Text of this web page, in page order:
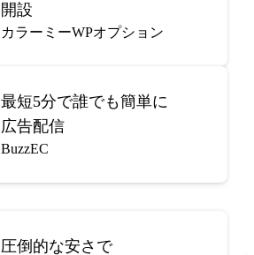
開設
カラーミーWPオプション
最短5分で誰でも簡単に
広告配信
BuzzEC
圧倒的な安さで